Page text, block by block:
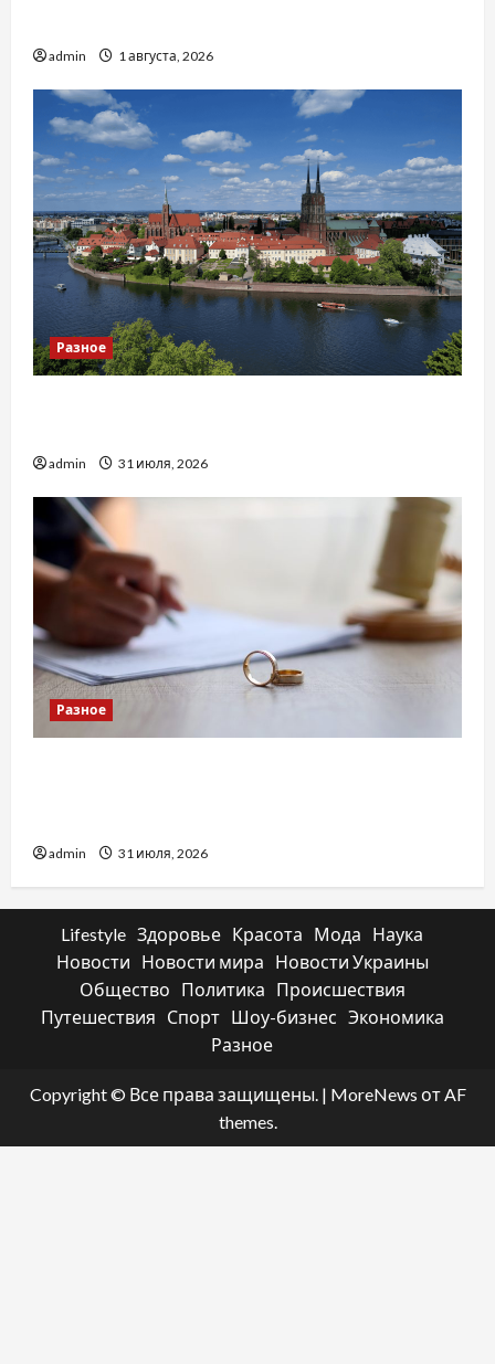
admin 1 августа, 2026
Разное
admin 31 июля, 2026
Разное
admin 31 июля, 2026
Lifestyle Здоровье Красота Мода
Наука
Новости
Новости мира
Новости Украины
Общество
Политика
Происшествия
Путешествия
Спорт Шоу-бизнес Экономика
Разное
Copyright © Все права защищены. | MoreNews от AF
themes.